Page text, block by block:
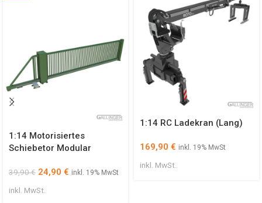
1:14 Motorisiertes
Schiebetor Modular
39,90€ 24,90 € inkl. 19% MwSt
inkl. MwSt.
1:14 RC Ladekran (Lang)
169,90 € inkl. 19% MwSt
inkl. MwSt.